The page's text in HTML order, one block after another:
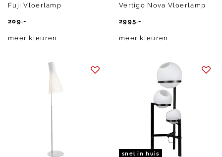
Fuji Vloerlamp
209.-
meer kleuren
Vertigo Nova Vloerlamp
2995.-
meer kleuren
snel in huis